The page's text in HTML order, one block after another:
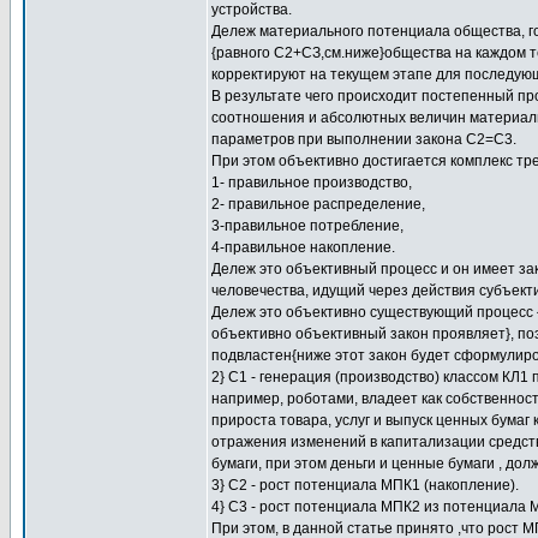
устройства.
Дележ материального потенциала общества,
{равного С2+СЗ,см.ниже}общества на каждом
корректируют на текущем этапе для
В результате чего происходит постепенный
соотношения и абсолютных величин
параметров при выполнении закона С2=С3.
При этом объективно достигается комплекс
1- правильное производство,
2- правильное распределение,
3-правильное потребление,
4-правильное накопление.
Дележ это объективный процесс и он имеет
человечества, идущий через действия
Дележ это объективно существующий
объективно объективный закон проявляет},
подвластен{ниже этот закон будет
2} C1 - генерация (производство) классом
например, роботами, владеет как
прироста товара, услуг и выпуск ценных
отражения изменений в капитализации
бумаги, при этом деньги и ценные бумаги ,
3} С2 - рост потенциала МПК1 (накопление).
4} С3 - рост потенциала МПК2 из потенциала
При этом, в данной статье принято ,что рост